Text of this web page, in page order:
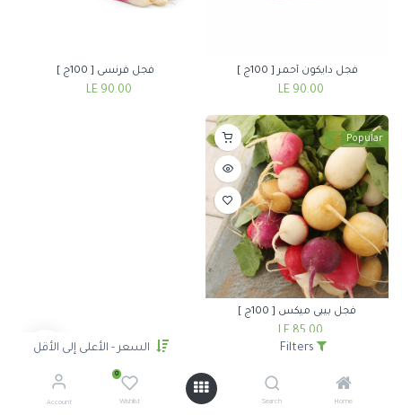
Filters السعر - الأعلى إلى الأقل
Home
Search
0
Wishlist
Account
فجل دايكون أحمر [ 100ج ]
90.00
LE
فجل فرنسى [ 100ج ]
90.00
LE
Popular
فجل بيبى ميكس [ 100ج ]
85.00